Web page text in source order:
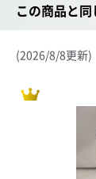
この商品と
(2026/8/8更新)